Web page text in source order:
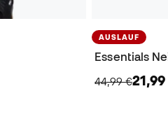
AUSLAUF
Essentials
44,99 €